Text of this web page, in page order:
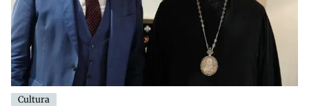
Cultura